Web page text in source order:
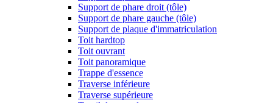
Support de phare droit (tôle)
Support de phare gauche (tôle)
Support de plaque d'immatriculation
Toit hardtop
Toit ouvrant
Toit panoramique
Trappe d'essence
Traverse inférieure
Traverse supérieure